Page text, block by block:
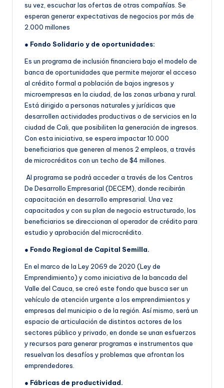
su vez, escuchar las ofertas de otras compañías. Se
esperan generar expectativas de negocios por más de
2.000 millones
● Fondo Solidario y de oportunidades:
Es un programa de inclusión financiera bajo el modelo de
banca de oportunidades que permite mejorar el acceso
al crédito formal a población de bajos ingresos y
microempresas en la ciudad, de las zonas urbana y rural.
Está dirigido a personas naturales y jurídicas que
desarrollen actividades productivas o de servicios en la
ciudad de Cali, que posibiliten la generación de ingresos.
Con esta iniciativa, se espera impactar 10.000
beneficiarios que generen al menos 2 empleos, a través
de microcréditos con un techo de $4 millones.
Al programa se podrá acceder a través de los Centros
De Desarrollo Empresarial (DECEM), donde recibirán
capacitación en desarrollo empresarial. Una vez
capacitados y con su plan de negocio estructurado, los
beneficiarios se direccionan al operador de crédito para
estudio y aprobación del microcrédito.
● Fondo Regional de Capital Semilla.
En el marco de la Ley 2069 de 2020 (Ley de
Emprendimiento) y como iniciativa de la bancada del
Valle del Cauca, se creó este fondo que busca ser un
vehículo de atención urgente a los emprendimientos y
empresas del municipio o de la región. Así mismo, será un
espacio de articulación de distintos actores de los
sectores público y privado, en donde se unan esfuerzos
y recursos para generar programas e instrumentos que
resuelvan los desafíos y problemas que afrontan los
emprendedores.
● Fábricas de productividad.